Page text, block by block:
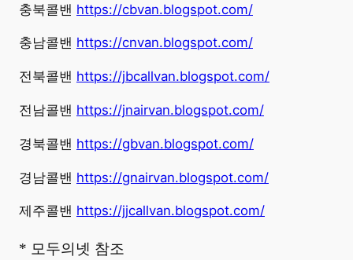
충북콜밴 https://cbvan.blogspot.com/
충남콜밴 https://cnvan.blogspot.com/
전북콜밴 https://jbcallvan.blogspot.com/
전남콜밴 https://jnairvan.blogspot.com/
경북콜밴 https://gbvan.blogspot.com/
경남콜밴 https://gnairvan.blogspot.com/
제주콜밴 https://jjcallvan.blogspot.com/
* 모두의넷 참조